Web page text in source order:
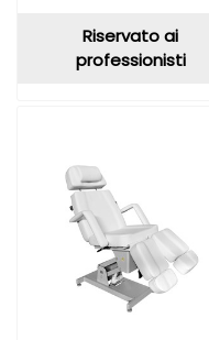
Riservato ai
professionisti